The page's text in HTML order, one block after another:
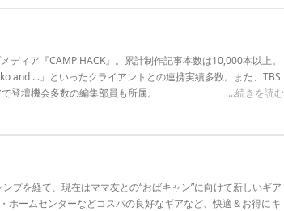
ディア『CAMP HACK』。累計制作記事本数は10,000本以上。
and ...」といったクライアントとの連携実績多数。また、TBS
登壇機会多数の編集部員も所属。
...続きを読む
プを経て、現在はママ友との“おばキャン”に向けて新しいギア
ホームセンターなどコスパの良好なギアなど、快適＆お得にキ